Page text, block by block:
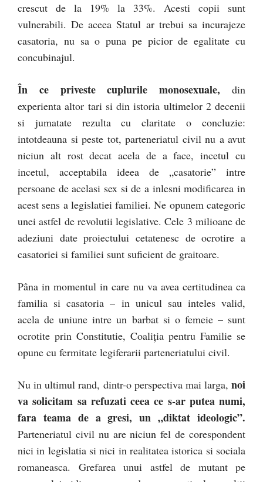
crescut de la 19% la 33%. Acesti copii sunt
vulnerabili. De aceea Statul ar trebui sa incurajeze
casatoria, nu sa o puna pe picior de egalitate cu
concubinajul.
În ce priveste cuplurile monosexuale, din
experienta altor tari si din istoria ultimelor 2 decenii
si jumatate rezulta cu claritate o concluzie:
intotdeauna si peste tot, parteneriatul civil nu a avut
niciun alt rost decat acela de a face, incetul cu
incetul, acceptabila ideea de „casatorie” intre
persoane de acelasi sex si de a inlesni modificarea in
acest sens a legislatiei familiei. Ne opunem categoric
unei astfel de revolutii legislative. Cele 3 milioane de
adeziuni date proiectului cetatenesc de ocrotire a
casatoriei si familiei sunt suficient de graitoare.
Pâna in momentul in care nu va avea certitudinea ca
familia si casatoria – in unicul sau inteles valid,
acela de uniune intre un barbat si o femeie – sunt
ocrotite prin Constitutie, Coaliția pentru Familie se
opune cu fermitate legiferarii parteneriatului civil.
Nu in ultimul rand, dintr-o perspectiva mai larga, noi
va solicitam sa refuzati ceea ce s-ar putea numi,
fara teama de a gresi, un „diktat ideologic”.
Parteneriatul civil nu are niciun fel de corespondent
nici in legislatia si nici in realitatea istorica si sociala
romaneasca. Grefarea unui astfel de mutant pe